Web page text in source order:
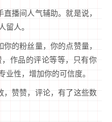
播间人气辅助。就是说，
留人。
的粉丝量，你的点赞量，
作品的评论等等，只有你
业性，增加你的可信度。
，赞赞，评论，有了这些数